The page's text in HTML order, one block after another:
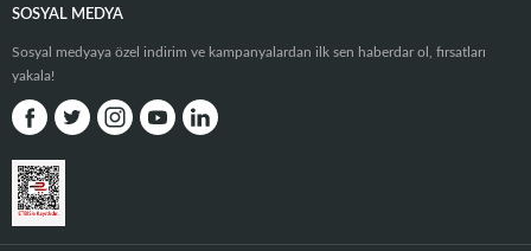
SOSYAL MEDYA
Sosyal medyaya özel indirim ve kampanyalardan ilk sen haberdar ol, fırsatları
yakala!